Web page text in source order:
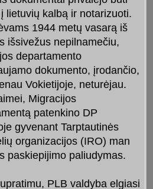
lietuvių kalbą ir notarizuoti.
1944 metų vasarą iš
išsivežus nepilnamečiu,
departamento
dokumento, įrodančio,
Vokietijoje, neturėjau.
Migracijos
patenkino DP
gyvenant Tarptautinės
organizacijos (IRO) man
paskiepijimo paliudymas.
PLB valdyba elgiasi